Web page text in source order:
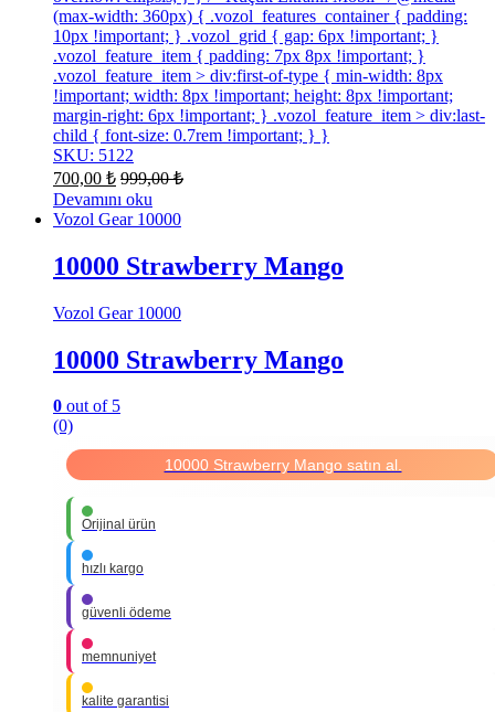
(max-width: 360px) { .vozol_features_container { padding:
10px !important; } .vozol_grid { gap: 6px !important; }
.vozol_feature_item { padding: 7px 8px !important; }
.vozol_feature_item > div:first-of-type { min-width: 8px
!important; width: 8px !important; height: 8px !important;
margin-right: 6px !important; } .vozol_feature_item > div:last-
child { font-size: 0.7rem !important; } }
SKU: 5122
700,00 ₺ 999,00₺
Devamını oku
Vozol Gear 10000
10000 Strawberry Mango
Vozol Gear 10000
10000 Strawberry Mango
0 out of 5
(0)
10000 Strawberry Mango satın al.
Orijinal ürün
hızlı kargo
güvenli ödeme
memnuniyet
kalite garantisi